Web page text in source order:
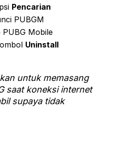
Pencarian
PUBGM
PUBG Mobile
Uninstall
untuk memasang
saat koneksi internet
supaya tidak